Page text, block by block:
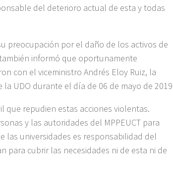
del deterioro actual de esta y todas
preocupación por el daño de los activos de
informó que oportunamente
con el viceministro Andrés Eloy Ruiz, la
UDO durante el día de 06 de mayo de
que repudien estas acciones violentas.
y las autoridades del MPPEUCT para
universidades es responsabilidad del
para cubrir las necesidades ni de esta ni de